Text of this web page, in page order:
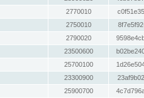
2770010
2750010
2790020
23500600
25700100
23300900
25900700